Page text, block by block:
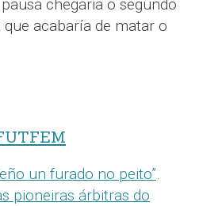
chegaria o segundo
acabaría de matar o
un furado no peito”.
pioneiras árbitras do